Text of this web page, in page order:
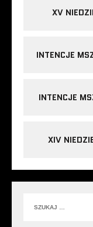
XV
INTENCJE
INTENCJE
XIV